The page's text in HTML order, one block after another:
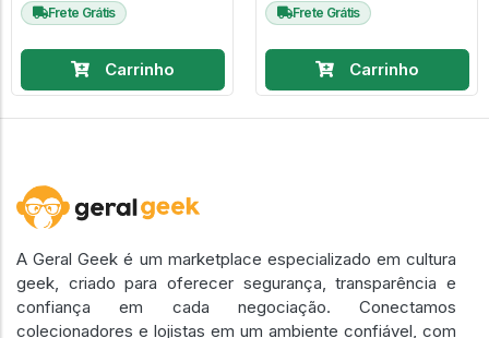
Frete Grátis
Carrinho
Frete Grátis
Carrinho
A Geral Geek é um marketplace especializado em cultura
geek, criado para oferecer segurança, transparência e
confiança em cada negociação. Conectamos
colecionadores e lojistas em um ambiente confiável, com